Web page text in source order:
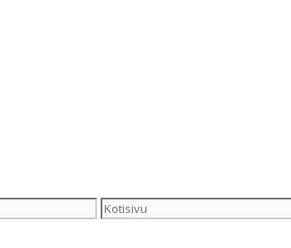
Kotisivu